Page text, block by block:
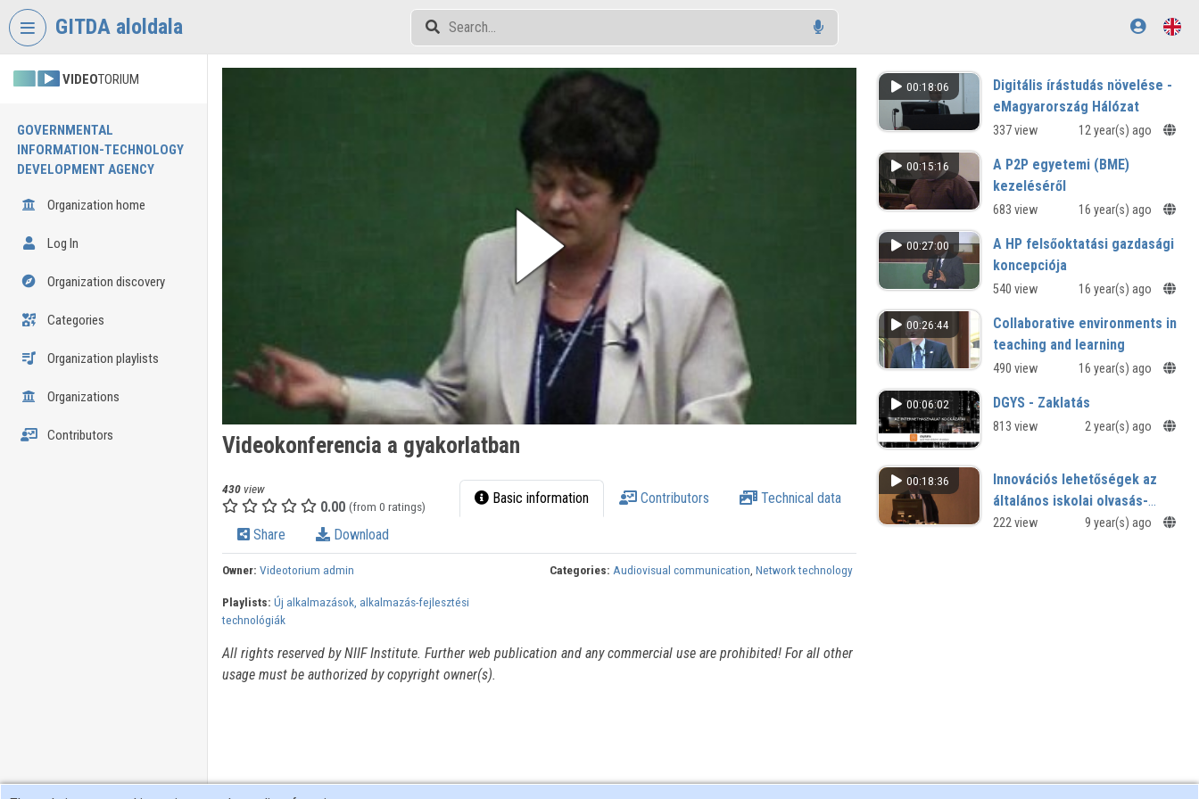
Skip header
GITDA aloldala
VIDEOTORIUM
GOVERNMENTAL
INFORMATION-TECHNOLOGY
DEVELOPMENT AGENCY
Organization home
Log In
Organization discovery
Categories
Organization playlists
Organizations
Contributors Videokonferencia a gyakorlatban
430view
0.00 (from 0 ratings) Basic information Contributors Technical data
Share Download
Owner: Videotorium admin Categories: Audiovisual communication,Network technology
Playlists: Új alkalmazások, alkalmazás-fejlesztési
technológiák
All rights reserved by NIIF Institute. Further web publication and any commercial use are prohibited! For all other
usage must be authorized by copyright owner(s).
00:18:06
Digitális írástudás növelése -
eMagyarország Hálózat
337 view 12 year(s) ago
00:15:16
A P2P egyetemi (BME)
kezeléséről
683 view 16 year(s) ago
00:27:00
A HP felsőoktatási gazdasági
koncepciója
540 view 16 year(s) ago
00:26:44
Collaborative environments in
teaching and learning
490 view 16 year(s) ago
00:06:02 DGYS - Zaklatás
813 view 2 year(s) ago
00:18:36
Innovációs lehetőségek az
általános iskolai olvasás-
fejlesztésben
222 view 9 year(s) ago